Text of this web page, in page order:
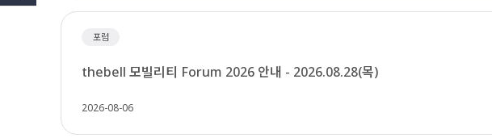
포럼
thebell 모빌리티 Forum 2026 안내 - 2026.08.28(목)
2026-08-06